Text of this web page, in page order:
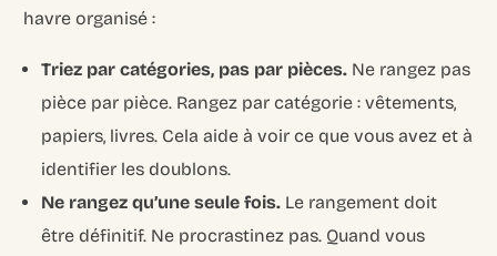
havre organisé :
Triez par catégories, pas par pièces. Ne rangez pas
pièce par pièce. Rangez par catégorie : vêtements,
papiers, livres. Cela aide à voir ce que vous avez et à
identifier les doublons.
Ne rangez qu’une seule fois. Le rangement doit
être définitif. Ne procrastinez pas. Quand vous